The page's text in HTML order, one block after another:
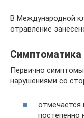
В Международной
отравление
Симптоматика
Первично
нарушениями со
отмечается
постепенно